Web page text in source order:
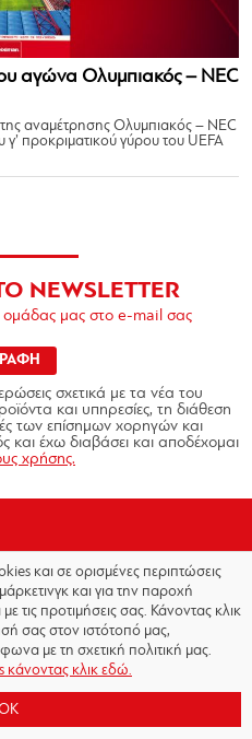
αγώνα Ολυμπιακός – NEC
αναμέτρησης Ολυμπιακός – NEC
προκριματικού γύρου του UEFA
NEWSLETTER
ομάδας μας στο e-mail σας
σχετικά με τα νέα του
και υπηρεσίες, τη διάθεση
των επίσημων χορηγών και
έχω διαβάσει και αποδέχομαι
χρήσης.
|Πολιτική
και σε ορισμένες περιπτώσεις
και για την παροχή
προτιμήσεις σας. Κάνοντας κλικ
σας στον ιστότοπό μας,
με τη σχετική πολιτική μας.
κάνοντας κλικ εδώ.